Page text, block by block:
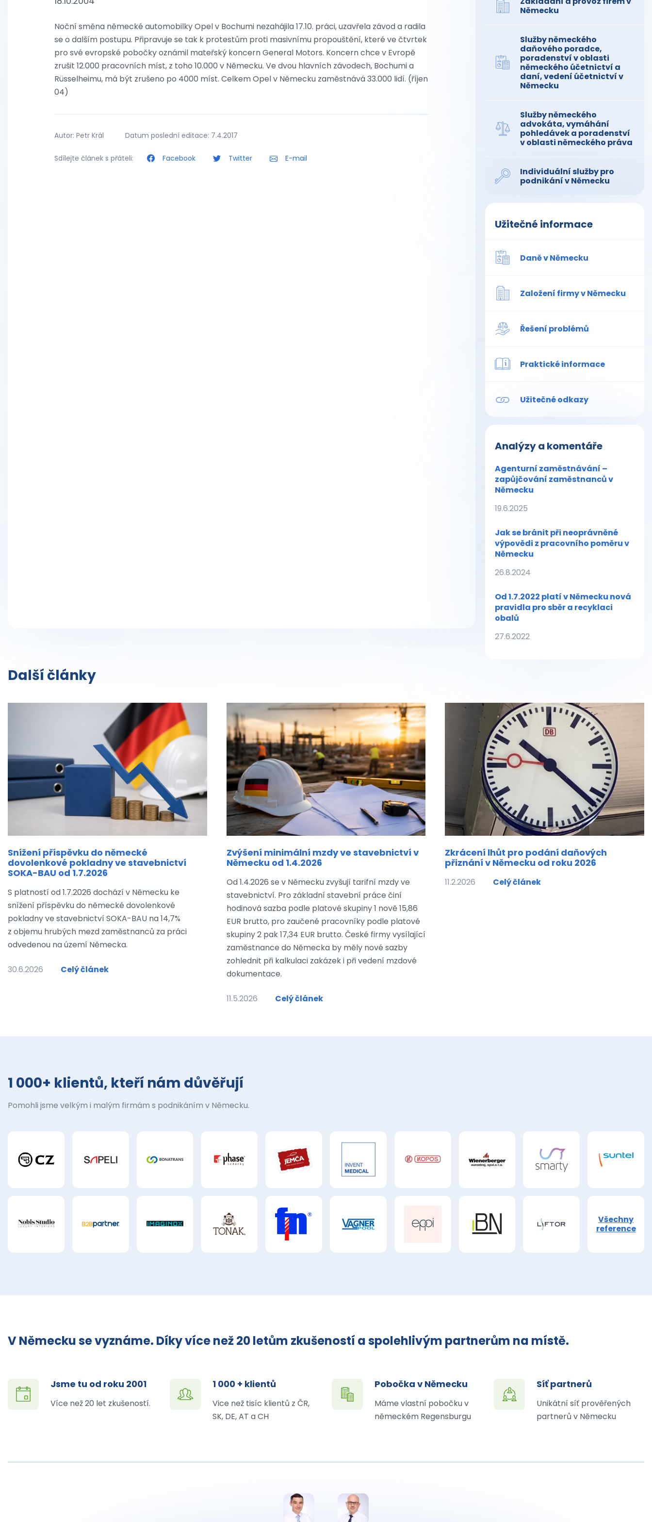
Noční směna německé automobilky Opel v Bochumi nezahájila 17.10. práci, uzavřela závod a radila
se o dalším postupu. Připravuje se tak k protestům proti masivnímu propouštění, které ve čtvrtek
pro své evropské pobočky oznámil mateřský koncern General Motors. Koncern chce v Evropě
zrušit 12.000 pracovních míst, z toho 10.000 v Německu. Ve dvou hlavních závodech, Bochumi a
Rüsselheimu, má být zrušeno po 4000 míst. Celkem Opel v Německu zaměstnává 33.000 lidí. (říjen
04)
Autor: Petr Král Datum poslední editace: 7.4.2017
Sdílejte článek s přáteli: Facebook Twitter E-mail
Německu
Služby německého
daňového poradce,
poradenství v oblasti
německého účetnictví a
daní, vedení účetnictví v
Německu
Služby německého
advokáta, vymáhání
pohledávek a poradenství
v oblasti německého práva
Individuální služby pro
podnikání v Německu
Užitečné informace
Daně v Německu
Založení firmy v Německu
Řešení problémů
Praktické informace
Užitečné odkazy
Analýzy a komentáře
Agenturní zaměstnávání –
zapůjčování zaměstnanců v
Německu
19.6.2025
Jak se bránit při neoprávněné
výpovědi z pracovního poměru v
Německu
26.8.2024
Od 1.7.2022 platí v Německu nová
pravidla pro sběr a recyklaci
obalů
27.6.2022
Další články
Snížení příspěvku do německé
dovolenkové pokladny ve stavebnictví
SOKA-BAU od 1.7.2026
S platností od 1.7.2026 dochází v Německu ke
snížení příspěvku do německé dovolenkové
pokladny ve stavebnictví SOKA-BAU na 14,7%
z objemu hrubých mezd zaměstnanců za práci
odvedenou na území Německa.
30.6.2026 Celý článek
Zvýšení minimální mzdy ve stavebnictví v
Německu od 1.4.2026
Od 1.4.2026 se v Německu zvyšují tarifní mzdy ve
stavebnictví. Pro základní stavební práce činí
hodinová sazba podle platové skupiny 1 nově 15,86
EUR brutto, pro zaučené pracovníky podle platové
skupiny 2 pak 17,34 EUR brutto. České firmy vysílající
zaměstnance do Německa by měly nové sazby
zohlednit při kalkulaci zakázek i při vedení mzdové
dokumentace.
11.5.2026 Celý článek
Zkrácení lhůt pro podání daňových
přiznání v Německu od roku 2026
11.2.2026 Celý článek
1 000+ klientů, kteří nám důvěřují
Pomohli jsme velkým i malým firmám s podnikáním v Německu.
Všechny
reference
V Německu se vyznáme. Díky více než 20 letům zkušeností a spolehlivým partnerům na místě.
Jsme tu od roku 2001
Více než 20 let zkušeností.
1 000 + klientů
Vice než tisíc klientů z ČR,
SK, DE, AT a CH
Pobočka v Německu
Máme vlastní pobočku v
německém Regensburgu
Síť partnerů
Unikátní síť prověřených
partnerů v Německu